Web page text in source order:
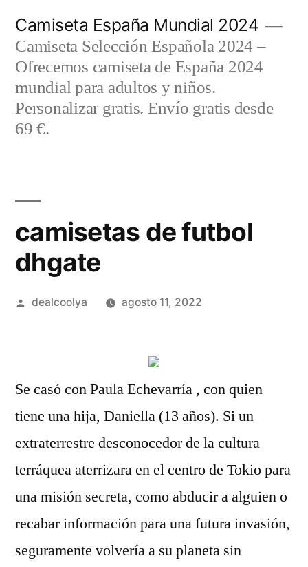
contenido
Camiseta España Mundial 2024
Camiseta Selección Española 2024 –
Ofrecemos camiseta de España 2024
mundial para adultos y niños.
Personalizar gratis. Envío gratis desde
69 €.
camisetas de futbol
dhgate
Publicado
dealcoolya agosto 11, 2022
Se casó con Paula Echevarría , con quien
tiene una hija, Daniella (13 años). Si un
extraterrestre desconocedor de la cultura
terráquea aterrizara en el centro de Tokio para
una misión secreta, como abducir a alguien o
recabar información para una futura invasión,
seguramente volvería a su planeta sin